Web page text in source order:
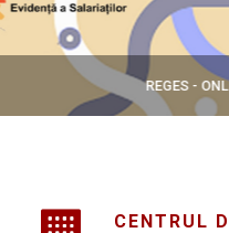
SECURITATE
CENTRUL